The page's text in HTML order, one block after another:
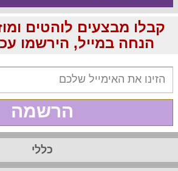
הנחה במייל, הירשמו
הרשמה
כללי